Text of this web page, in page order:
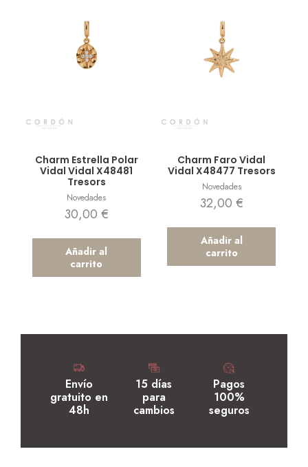
Charm Estrella Polar
Vidal Vidal X48481
Tresors
Novedades
30,00 €
Añadir al
carrito
Charm Faro Vidal
Vidal X48477 Tresors
Novedades
32,00 €
Añadir al
carrito
Envío
gratuito en
48h
15 días
para
cambios
Pagos
100%
seguros